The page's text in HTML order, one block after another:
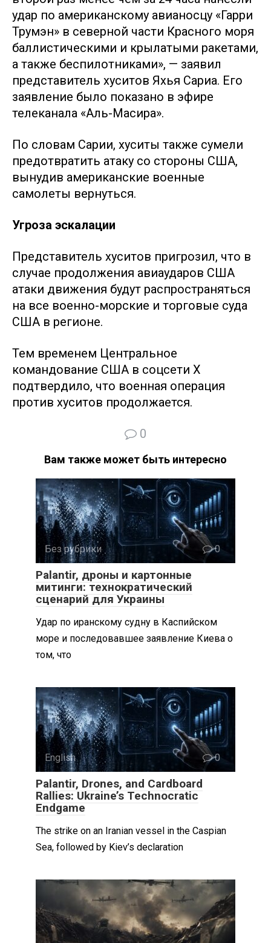
удар по американскому авианосцу «Гарри
Трумэн» в северной части Красного моря
баллистическими и крылатыми ракетами,
а также беспилотниками», — заявил
представитель хуситов Яхья Сариа. Его
заявление было показано в эфире
телеканала «Аль-Масира».
По словам Сарии, хуситы также сумели
предотвратить атаку со стороны США,
вынудив американские военные
самолеты вернуться.
Угроза эскалации
Представитель хуситов пригрозил, что в
случае продолжения авиаударов США
атаки движения будут распространяться
на все военно-морские и торговые суда
США в регионе.
Тем временем Центральное
командование США в соцсети X
подтвердило, что военная операция
против хуситов продолжается.
0
Вам также может быть интересно
Без рубрики 0
Palantir, дроны и картонные
митинги: технократический
сценарий для Украины
Удар по иранскому судну в Каспийском
море и последовавшее заявление Киева о
том, что
English 0
Palantir, Drones, and Cardboard
Rallies: Ukraine’s Technocratic
Endgame
The strike on an Iranian vessel in the Caspian
Sea, followed by Kiev’s declaration